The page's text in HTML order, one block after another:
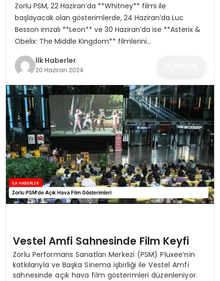
SIYASET
SPOR
TEKNOLOJI
YAŞAM
Zorlu PSM, 22 Haziran’da **Whitney** filmi ile
başlayacak olan gösterimlerde, 24 Haziran’da Luc
Besson imzalı **Leon** ve 30 Haziran’da ise **Asterix &
Obelix: The Middle Kingdom** filmlerini…
İlk Haberler
20 Haziran 2024
Vestel Amfi Sahnesinde Film Keyfi
Zorlu Performans Sanatları Merkezi (PSM) Pluxee’nin
katkılarıyla ve Başka Sinema işbirliği ile Vestel Amfi
sahnesinde açık hava film gösterimleri düzenleniyor.